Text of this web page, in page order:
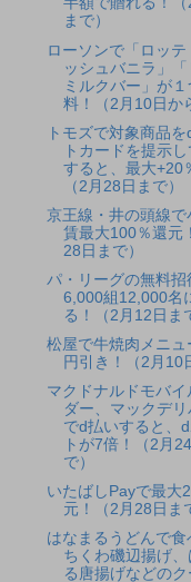
まで）
ローソンで「ロッテ
ッシュバニラ」「
ミルクバー」が１
料！（2月10日か
トモズで対象商品
トカードを提示し
すると、最大+20
（2月28日まで）
京王線・井の頭線で
賃最大100％還元
28日まで）
パ・リーグの無料招
6,000組12,000名
る！（2月12日ま
松屋で牛焼肉メニュ
円引き！（2月10
マクドナルドモバイ
ダー、マックデリ
でd払いすると、
トが7倍！（2月
で）
いたばしPayで最大
元！（2月28日ま
はなまるうどんで食
ちくわ磯辺揚げ、
る唐揚げなどのク